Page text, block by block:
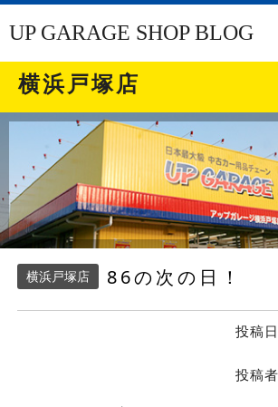
UP GARAGE SHOP BLOG
横浜戸塚店
横浜戸塚店 86の次の日！
投稿日
投稿者